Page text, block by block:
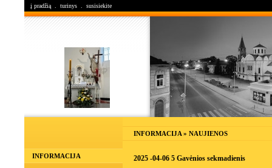
į pradžią turinys susisiekite
INFORMACIJA
INFORMACIJA » NAUJIENOS
2025 -04-06 5 Gavėnios sekmadienis